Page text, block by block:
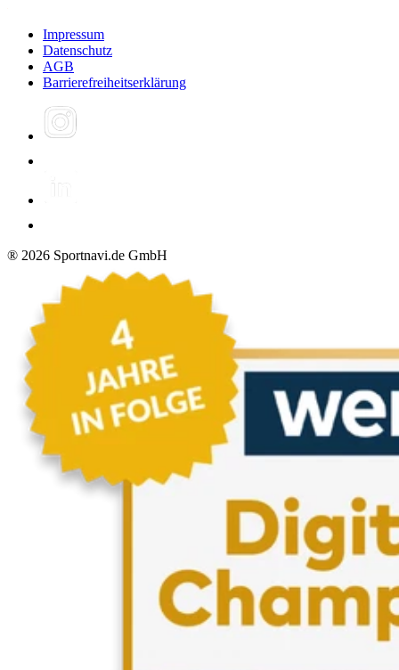
Impressum
Datenschutz
AGB
Barrierefreiheitserklärung
® 2026 Sportnavi.de GmbH